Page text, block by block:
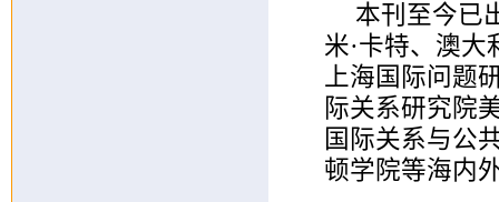
本刊至今已
米·卡特、澳
上海国际问题
际关系研究院
国际关系与公
顿学院等海内